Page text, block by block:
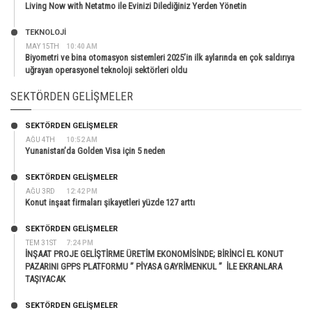
Living Now with Netatmo ile Evinizi Dilediğiniz Yerden Yönetin
MAY 15TH 10:40 AM
TEKNOLOJİ
Biyometri ve bina otomasyon sistemleri 2025’in ilk aylarında en çok saldırıya
uğrayan operasyonel teknoloji sektörleri oldu
SEKTÖRDEN GELIŞMELER
AĞU 4TH 10:52 AM
SEKTÖRDEN GELIŞMELER
Yunanistan’da Golden Visa için 5 neden
AĞU 3RD 12:42 PM
SEKTÖRDEN GELIŞMELER
Konut inşaat firmaları şikayetleri yüzde 127 arttı
TEM 31ST 7:24 PM
SEKTÖRDEN GELIŞMELER
İNŞAAT PROJE GELİŞTİRME ÜRETİM EKONOMİSİNDE; BİRİNCİ EL KONUT
PAZARINI GPPS PLATFORMU ” PİYASA GAYRİMENKUL ” İLE EKRANLARA
TAŞIYACAK
SEKTÖRDEN GELIŞMELER